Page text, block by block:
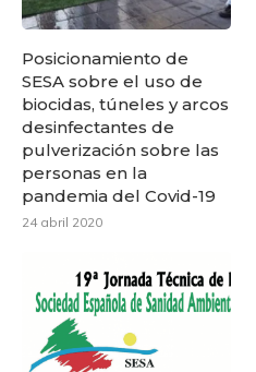
Posicionamiento de
SESA sobre el uso de
biocidas, túneles y arcos
desinfectantes de
pulverización sobre las
personas en la
pandemia del Covid-19
24 abril 2020